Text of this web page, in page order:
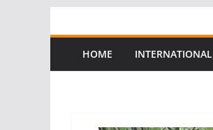
to
contentHOME INTERNATIONAL